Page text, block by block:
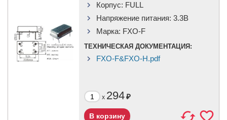
Корпус: FULL
Напряжение питания: 3.3В
Марка: FXO-F
ТЕХНИЧЕСКАЯ ДОКУМЕНТАЦИЯ:
FXO-F&FXO-H.pdf
x 294₽